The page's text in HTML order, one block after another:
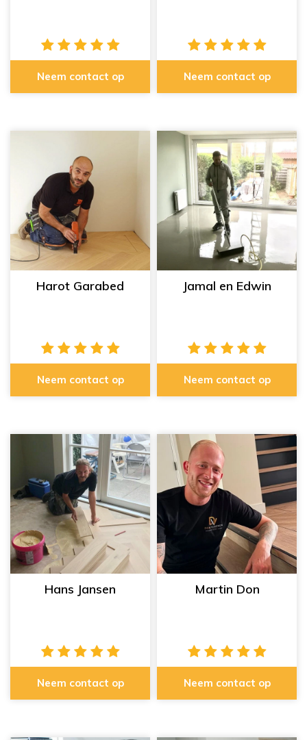
Neem contact op Neem contact op
Harot Garabed
Neem contact op
Jamal en Edwin
Neem contact op
Hans Jansen
Neem contact op
Martin Don
Neem contact op